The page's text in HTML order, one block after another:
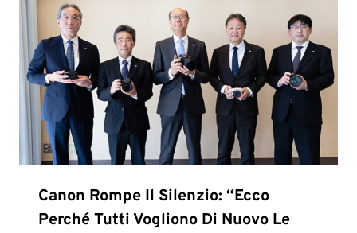
Canon Rompe Il Silenzio: “Ecco
Perché Tutti Vogliono Di Nuovo Le